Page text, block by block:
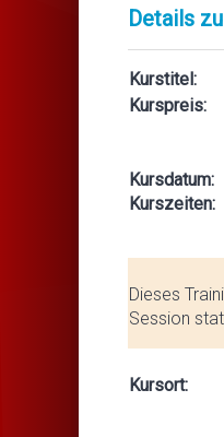
Details
Kurstitel:
Kurspreis:
Kursdatum:
Kurszeiten:
Dieses
Session
Kursort: